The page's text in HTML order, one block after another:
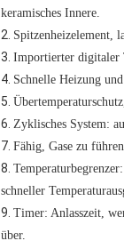
keramisches Innere.
2. Spitzenheizelement,
3. Importierter digitaler
4. Schnelle Heizung
5.
6. Zyklisches System:
7. Fähig, Gase zu
8.
schneller
9. Timer: Anlasszeit,
über.